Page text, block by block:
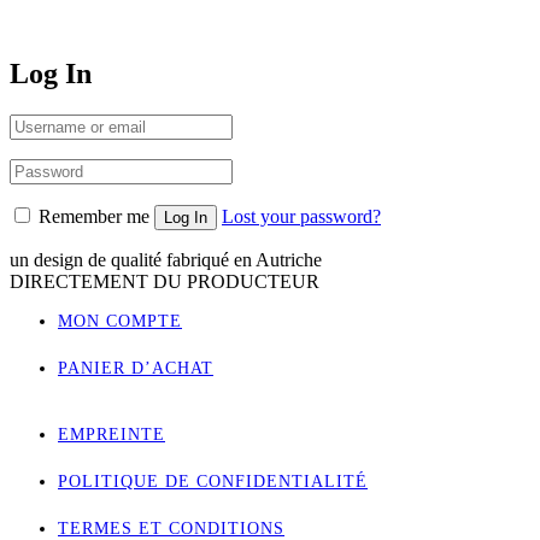
Log In
Remember me Lost your password?
un design de qualité fabriqué en Autriche
DIRECTEMENT DU PRODUCTEUR
MON COMPTE
PANIER D’ACHAT
EMPREINTE
POLITIQUE DE CONFIDENTIALITÉ
TERMES ET CONDITIONS